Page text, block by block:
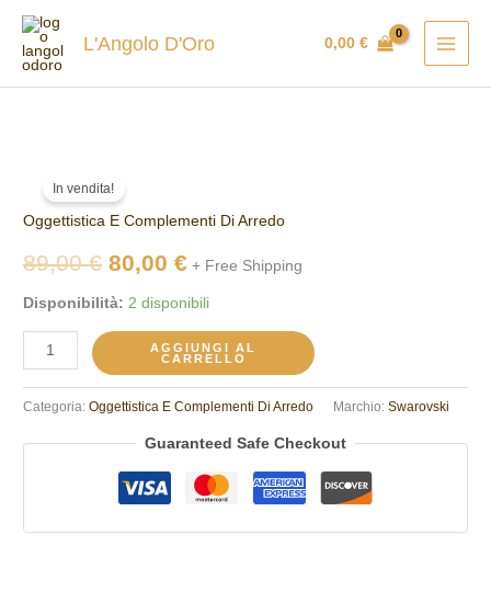
contenuto
L'Angolo D'Oro 0,00€
In vendita!
Oggettistica E Complementi Di Arredo
89,00€
prezzo
originale
era:
89,00 €.
80,00€
prezzo
attuale
è:
80,00 €.
+ Free Shipping
Disponibilità: 2 disponibili
pupazzo
di
Holiday
cheers
5596361
quantità
AGGIUNGI AL
CARRELLO
Categoria:Oggettistica E Complementi Di Arredo Marchio:Swarovski
Guaranteed Safe Checkout